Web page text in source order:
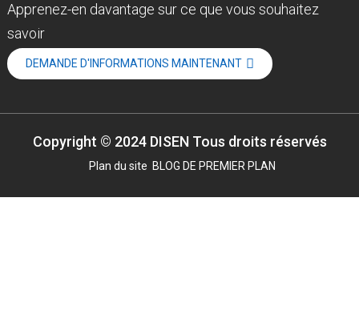
Apprenez-en davantage sur ce que vous souhaitez
savoir
DEMANDE D'INFORMATIONS MAINTENANT
Copyright © 2024 DISEN Tous droits réservés
Plan du site BLOG DE PREMIER PLAN